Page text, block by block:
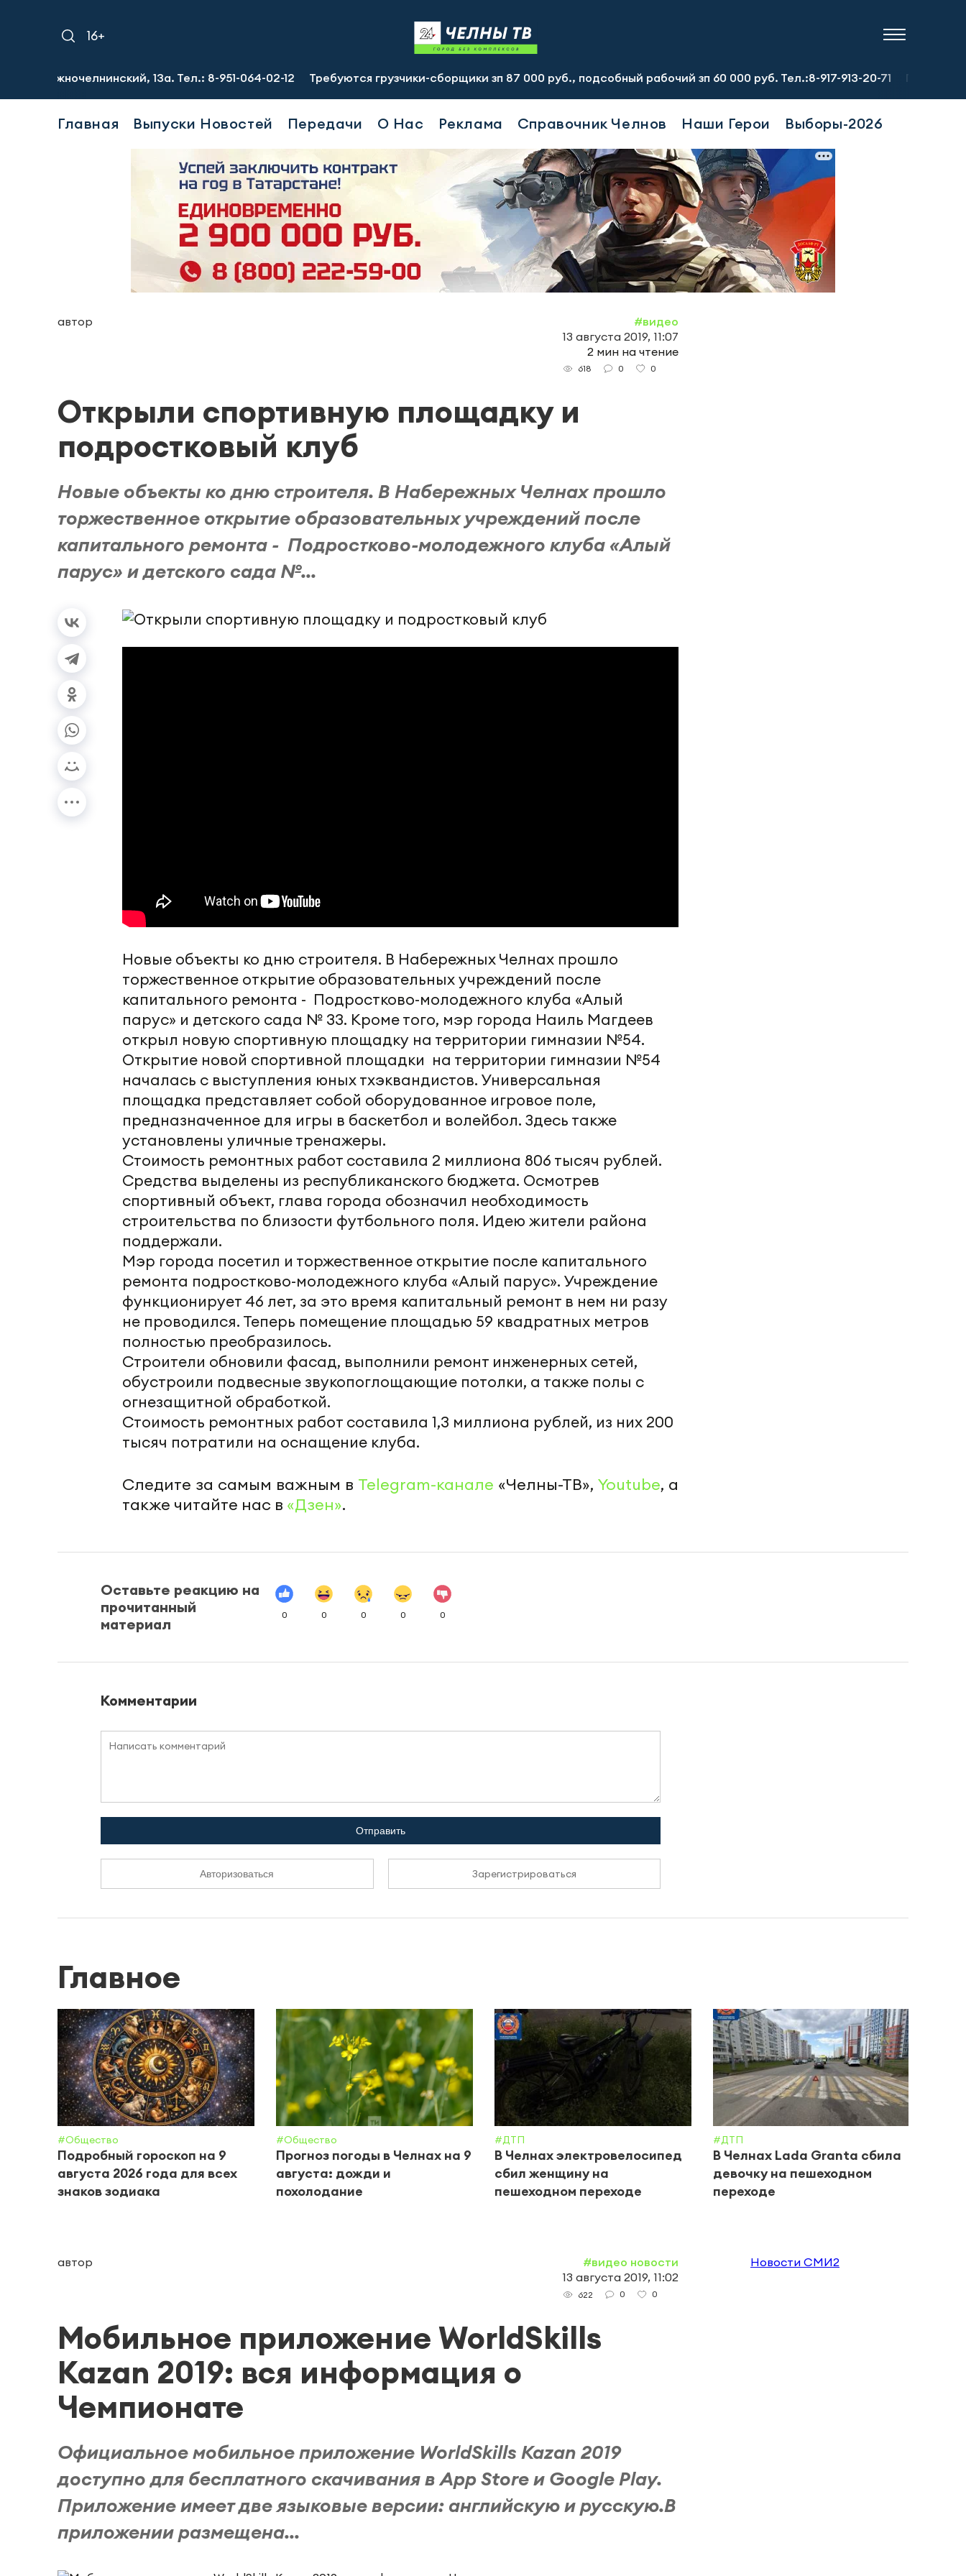
16+
13а. Тел.: 8-951-064-02-12 Требуются грузчики-сборщики зп 87 000 руб., подсобный рабочий зп 60 000 руб. Тел.:8-917-913-20-71 Предприятию
Главная Выпуски Новостей Передачи О Нас Реклама Справочник Челнов Наши Герои Выборы-2026
автор
#видео
13 августа 2019, 11:07
2 мин на чтение
618 0 0
Открыли спортивную площадку и
подростковый клуб
Новые объекты ко дню строителя. В Набережных Челнах прошло
торжественное открытие образовательных учреждений после
капитального ремонта - Подростково-молодежного клуба «Алый
парус» и детского сада №...
Новые объекты ко дню строителя. В Набережных Челнах прошло
торжественное открытие образовательных учреждений после
капитального ремонта - Подростково-молодежного клуба «Алый
парус» и детского сада № 33. Кроме того, мэр города Наиль Магдеев
открыл новую спортивную площадку на территории гимназии №54.
Открытие новой спортивной площадки на территории гимназии №54
началась с выступления юных тхэквандистов. Универсальная
площадка представляет собой оборудованное игровое поле,
предназначенное для игры в баскетбол и волейбол. Здесь также
установлены уличные тренажеры.
Стоимость ремонтных работ составила 2 миллиона 806 тысяч рублей.
Средства выделены из республиканского бюджета. Осмотрев
спортивный объект, глава города обозначил необходимость
строительства по близости футбольного поля. Идею жители района
поддержали.
Мэр города посетил и торжественное открытие после капитального
ремонта подростково-молодежного клуба «Алый парус». Учреждение
функционирует 46 лет, за это время капитальный ремонт в нем ни разу
не проводился. Теперь помещение площадью 59 квадратных метров
полностью преобразилось.
Строители обновили фасад, выполнили ремонт инженерных сетей,
обустроили подвесные звукопоглощающие потолки, а также полы с
огнезащитной обработкой.
Стоимость ремонтных работ составила 1,3 миллиона рублей, из них 200
тысяч потратили на оснащение клуба.
Следите за самым важным в Telegram-канале «Челны-ТВ», Youtube, а
также читайте нас в «Дзен».
Оставьте реакцию на
прочитанный
материал
0 0 0 0 0
Комментарии
Отправить
Авторизоваться Зарегистрироваться
Главное
#Общество
Подробный гороскоп на 9
августа 2026 года для всех
знаков зодиака
#Общество
Прогноз погоды в Челнах на 9
августа: дожди и
похолодание
#ДТП
В Челнах электровелосипед
сбил женщину на
пешеходном переходе
#ДТП
В Челнах Lada Granta сбила
девочку на пешеходном
переходе
автор
#видео новости
13 августа 2019, 11:02
622 0 0
Мобильное приложение WorldSkills
Kazan 2019: вся информация о
Чемпионате
Официальное мобильное приложение WorldSkills Kazan 2019
доступно для бесплатного скачивания в App Store и Google Play.
Приложение имеет две языковые версии: английскую и русскую.В
приложении размещена...
Новости СМИ2